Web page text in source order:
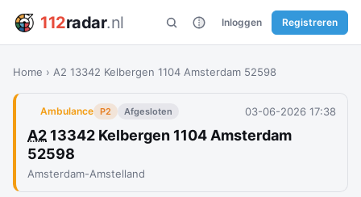
112radar.nl Inloggen Registreren
Home › A2 13342 Kelbergen 1104 Amsterdam 52598
Ambulance P2 Afgesloten 03-06-2026 17:38
A2 13342 Kelbergen 1104 Amsterdam
52598
Amsterdam-Amstelland